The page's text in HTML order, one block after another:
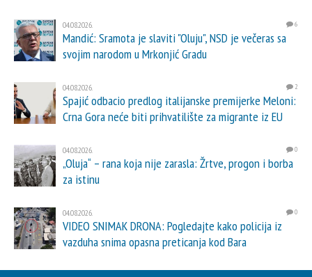
04.08.2026. 6
Mandić: Sramota je slaviti "Oluju", NSD je večeras sa
svojim narodom u Mrkonjić Gradu
04.08.2026. 2
Spajić odbacio predlog italijanske premijerke Meloni:
Crna Gora neće biti prihvatilište za migrante iz EU
04.08.2026. 0
„Oluja“ – rana koja nije zarasla: Žrtve, progon i borba
za istinu
04.08.2026. 0
VIDEO SNIMAK DRONA: Pogledajte kako policija iz
vazduha snima opasna preticanja kod Bara